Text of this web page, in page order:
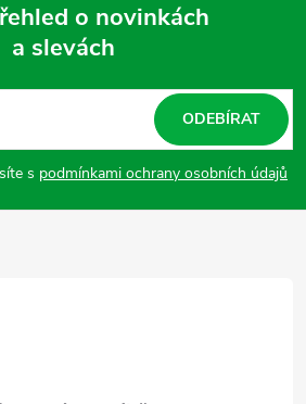
o novinkách
a slevách
s podmínkami ochrany osobních údajů
ODEBÍRAT